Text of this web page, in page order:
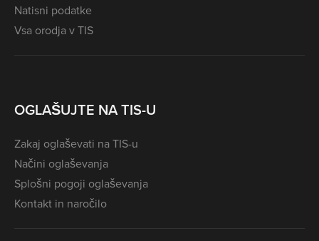
Natisni podatke
Vsa orodja v TIS
OGLAŠUJTE NA TIS-U
Zakaj oglaševati na TIS-u
Načini oglaševanja
Splošni pogoji oglaševanja
Kontakt in naročilo